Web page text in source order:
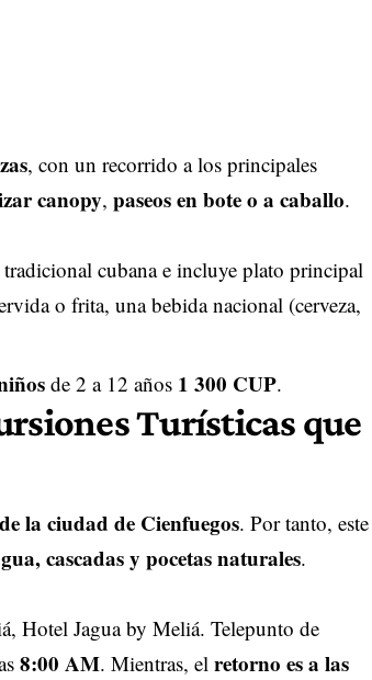
, con un recorrido a los principales
canopy, paseos en bote o a caballo.
cubana e incluye plato principal
o frita, una bebida nacional (cerveza,
de 2 a 12 años 1 300 CUP.
Turísticas que
la ciudad de Cienfuegos. Por tanto, este
cascadas y pocetas naturales.
Hotel Jagua by Meliá. Telepunto de
8:00 AM. Mientras, el retorno es a las